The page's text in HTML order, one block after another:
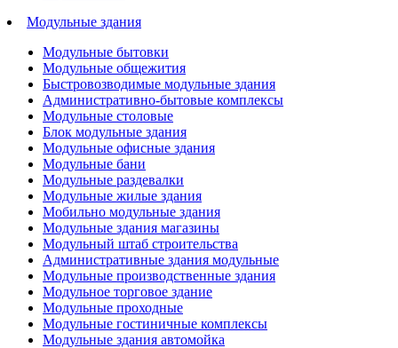
Модульные здания
Модульные бытовки
Модульные общежития
Быстровозводимые модульные здания
Административно-бытовые комплексы
Модульные столовые
Блок модульные здания
Модульные офисные здания
Модульные бани
Модульные раздевалки
Модульные жилые здания
Мобильно модульные здания
Модульные здания магазины
Модульный штаб строительства
Административные здания модульные
Модульные производственные здания
Модульное торговое здание
Модульные проходные
Модульные гостиничные комплексы
Модульные здания автомойка